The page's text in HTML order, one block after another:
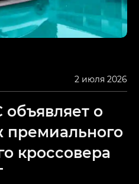
2 июля 2026
объявляет о
премиального
кроссовера